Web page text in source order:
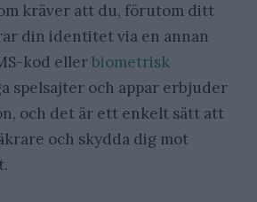
kräver att du, förutom ditt
din identitet via en annan
kod ellerbiometrisk
spelsajter och appar erbjuder
och det är ett enkelt sätt att
och skydda dig mot